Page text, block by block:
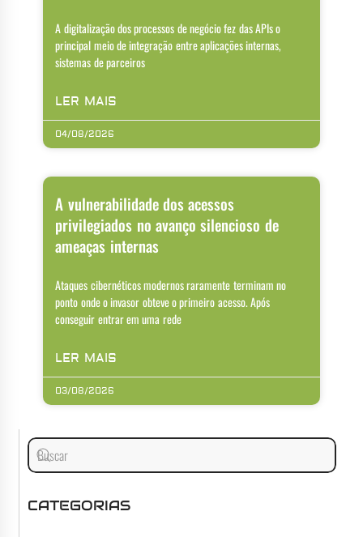
A digitalização dos processos de negócio fez das APIs o
principal meio de integração entre aplicações internas,
sistemas de parceiros
LER MAIS
04/08/2026
A vulnerabilidade dos acessos
privilegiados no avanço silencioso de
ameaças internas
Ataques cibernéticos modernos raramente terminam no
ponto onde o invasor obteve o primeiro acesso. Após
conseguir entrar em uma rede
LER MAIS
03/08/2026
CATEGORIAS